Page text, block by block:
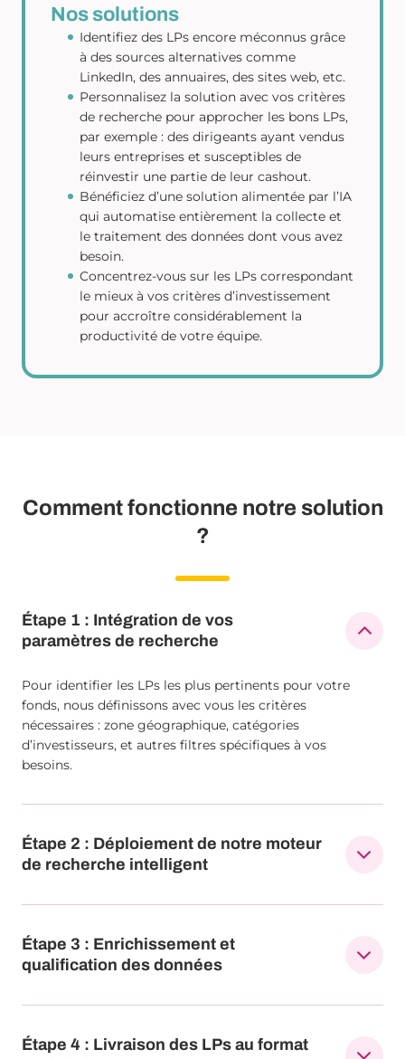
Nos solutions
Identifiez des LPs encore méconnus grâce
à des sources alternatives comme
LinkedIn, des annuaires, des sites web, etc.
Personnalisez la solution avec vos critères
de recherche pour approcher les bons LPs,
par exemple : des dirigeants ayant vendus
leurs entreprises et susceptibles de
réinvestir une partie de leur cashout.
Bénéficiez d’une solution alimentée par l’IA
qui automatise entièrement la collecte et
le traitement des données dont vous avez
besoin.
Concentrez-vous sur les LPs correspondant
le mieux à vos critères d’investissement
pour accroître considérablement la
productivité de votre équipe.
Comment fonctionne notre solution
?
Étape 1 : Intégration de vos
paramètres de recherche
Pour identifier les LPs les plus pertinents pour votre
fonds, nous définissons avec vous les critères
nécessaires : zone géographique, catégories
d’investisseurs, et autres filtres spécifiques à vos
besoins.
Étape 2 : Déploiement de notre moteur
de recherche intelligent
Étape 3 : Enrichissement et
qualification des données
Étape 4 : Livraison des LPs au format